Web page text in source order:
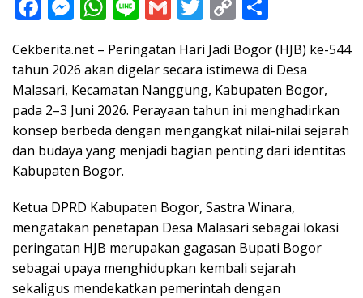
e
b
o
o
k
ss
e
n
g
er
at
s
A
p
p
e ai
l
itt
er
p
y
Li
n
k
ar
e
Cekberita.net – Peringatan Hari Jadi Bogor (HJB) ke-544
tahun 2026 akan digelar secara istimewa di Desa
Malasari, Kecamatan Nanggung, Kabupaten Bogor,
pada 2–3 Juni 2026. Perayaan tahun ini menghadirkan
konsep berbeda dengan mengangkat nilai-nilai sejarah
dan budaya yang menjadi bagian penting dari identitas
Kabupaten Bogor.
Ketua DPRD Kabupaten Bogor, Sastra Winara,
mengatakan penetapan Desa Malasari sebagai lokasi
peringatan HJB merupakan gagasan Bupati Bogor
sebagai upaya menghidupkan kembali sejarah
sekaligus mendekatkan pemerintah dengan